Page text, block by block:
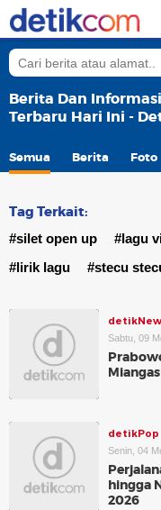
Berita Dan
Terbaru Hari Ini -
Semua Berita Foto
Tag Terkait:
#silet open up #lagu
#lirik lagu
#stecu
Sabtu, 09
detikPop
Senin, 04
hingga
2026